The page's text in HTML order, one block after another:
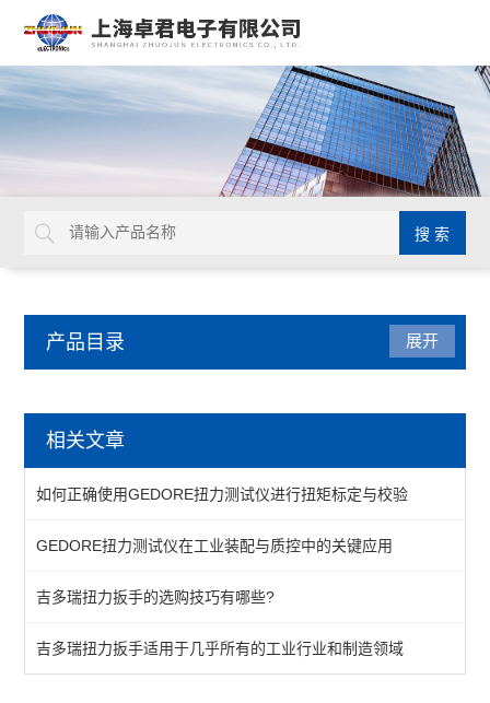
产品目录
延长杆
棘轮头
动态扭矩测试仪
扭力测试仪
接地螺柱扳手
展开
相关文章
如何正确使用GEDORE扭力测试仪进行扭矩标定与校验
GEDORE扭力测试仪在工业装配与质控中的关键应用
吉多瑞扭力扳手的选购技巧有哪些?
吉多瑞扭力扳手适用于几乎所有的工业行业和制造领域